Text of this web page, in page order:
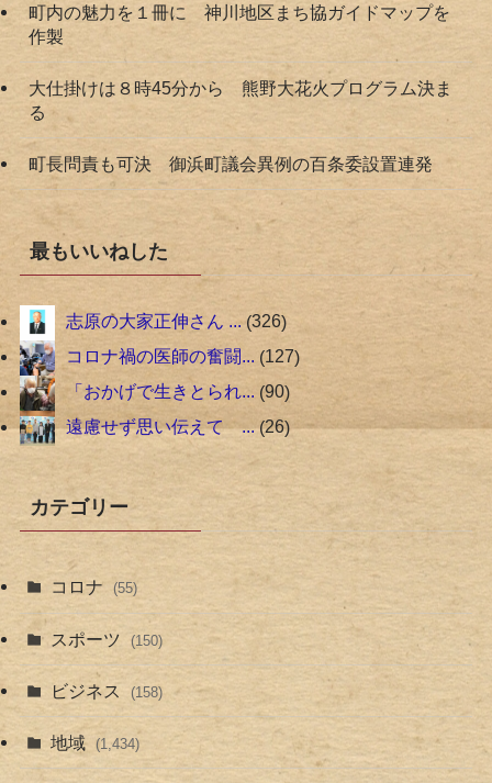
町内の魅力を１冊に 神川地区まち協ガイドマップを
作製
大仕掛けは８時45分から 熊野大花火プログラム決ま
る
町長問責も可決 御浜町議会異例の百条委設置連発
最もいいねした
志原の大家正伸さん ... 326
コロナ禍の医師の奮闘... 127
「おかげで生きとられ... 90
遠慮せず思い伝えて ... 26
カテゴリー
コロナ (55)
スポーツ (150)
ビジネス (158)
地域 (1,434)